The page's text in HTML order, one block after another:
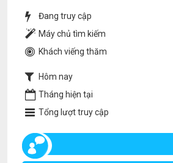
Đang truy cập
Máy chủ tìm kiếm
Khách viếng thăm
Hôm nay
Tháng hiện tại
Tổng lượt truy cập